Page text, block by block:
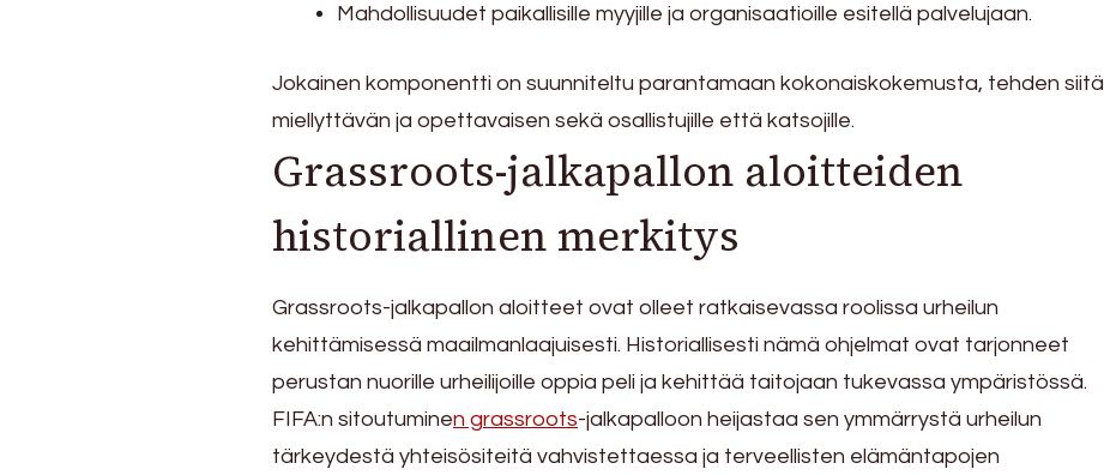
Mahdollisuudet paikallisille myyjille ja organisaatioille esitellä palvelujaan.
Jokainen komponentti on suunniteltu parantamaan kokonaiskokemusta, tehden siitä
miellyttävän ja opettavaisen sekä osallistujille että katsojille.
Grassroots-jalkapallon aloitteiden
historiallinen merkitys
Grassroots-jalkapallon aloitteet ovat olleet ratkaisevassa roolissa urheilun
kehittämisessä maailmanlaajuisesti. Historiallisesti nämä ohjelmat ovat tarjonneet
perustan nuorille urheilijoille oppia peli ja kehittää taitojaan tukevassa ympäristössä.
FIFA:n sitoutuminen grassroots-jalkapalloon heijastaa sen ymmärrystä urheilun
tärkeydestä yhteisösiteitä vahvistettaessa ja terveellisten elämäntapojen